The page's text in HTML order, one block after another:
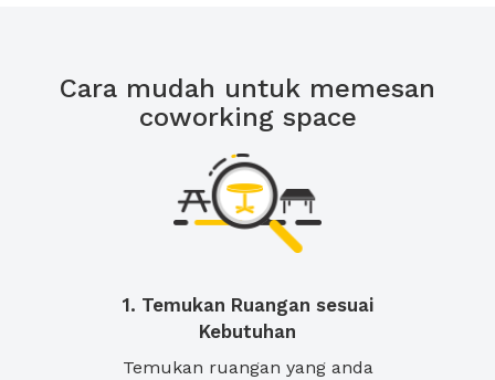
Cara mudah untuk memesan
coworking space
1. Temukan Ruangan sesuai
Kebutuhan
Temukan ruangan yang anda